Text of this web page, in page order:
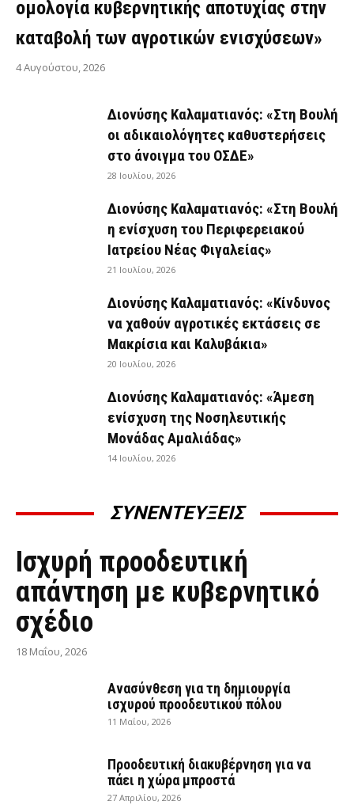
ομολογία κυβερνητικής αποτυχίας στην
καταβολή των αγροτικών ενισχύσεων»
4 Αυγούστου, 2026
Διονύσης Καλαματιανός: «Στη Βουλή
οι αδικαιολόγητες καθυστερήσεις
στο άνοιγμα του ΟΣΔΕ»
28 Ιουλίου, 2026
Διονύσης Καλαματιανός: «Στη Βουλή
η ενίσχυση του Περιφερειακού
Ιατρείου Νέας Φιγαλείας»
21 Ιουλίου, 2026
Διονύσης Καλαματιανός: «Κίνδυνος
να χαθούν αγροτικές εκτάσεις σε
Μακρίσια και Καλυβάκια»
20 Ιουλίου, 2026
Διονύσης Καλαματιανός: «Άμεση
ενίσχυση της Νοσηλευτικής
Μονάδας Αμαλιάδας»
14 Ιουλίου, 2026
ΣΥΝΕΝΤΕΥΞΕΙΣ
ΣΥΝΕΝΤΕΎΞΕΙΣ
Ισχυρή προοδευτική
απάντηση με κυβερνητικό
σχέδιο
18 Μαΐου, 2026
Ανασύνθεση για τη δημιουργία
ισχυρού προοδευτικού πόλου
11 Μαΐου, 2026
Προοδευτική διακυβέρνηση για να
πάει η χώρα μπροστά
27 Απριλίου, 2026